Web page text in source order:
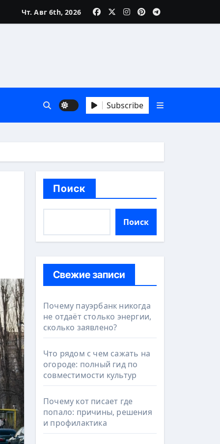
Чт. Авг 6th, 2026
Subscribe
Поиск
Поиск
Свежие записи
Почему пауэрбанк никогда
не отдаёт столько энергии,
сколько заявлено?
Что рядом с чем сажать на
огороде: полный гид по
совместимости культур
Почему кот писает где
попало: причины, решения
и профилактика